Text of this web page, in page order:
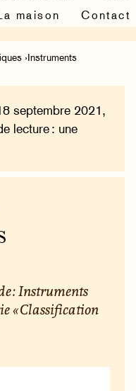
maison Contact
›Instruments
septembre 2021,
lecture : une
: Instruments
« Classification